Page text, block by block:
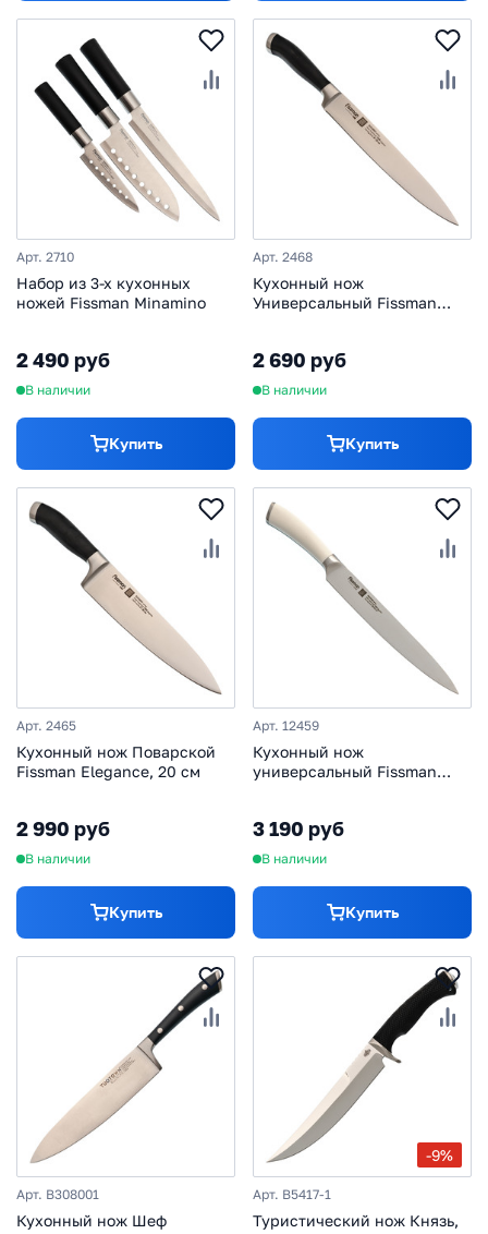
Арт. 2710
Набор из 3-х кухонных
ножей Fissman Minamino
2 490 руб
В наличии
Купить
Арт. 2468
Кухонный нож
Универсальный Fissman
2 690 руб
В наличии
Купить
Арт. 2465
Кухонный нож Поварской
Fissman Elegance, 20 см
2 990 руб
В наличии
Купить
Арт. 12459
Кухонный нож
универсальный Fissman
3 190 руб
В наличии
Купить
Арт. B308001
Кухонный нож Шеф
-9%
Арт. B5417-1
Туристический нож Князь,